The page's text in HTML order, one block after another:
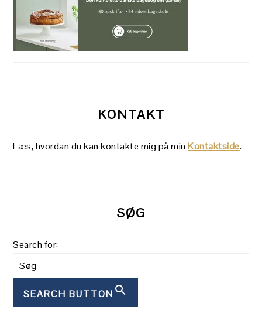
KONTAKT
Læs, hvordan du kan kontakte mig på minKontaktside.
SØG
Search for:
SEARCH BUTTON